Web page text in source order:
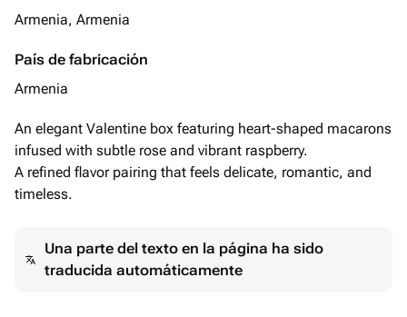
Armenia, Armenia
País de fabricación
Armenia
An elegant Valentine box featuring heart-shaped macarons
infused with subtle rose and vibrant raspberry.
A refined flavor pairing that feels delicate, romantic, and
timeless.
Una parte del texto en la página ha sido
traducida automáticamente